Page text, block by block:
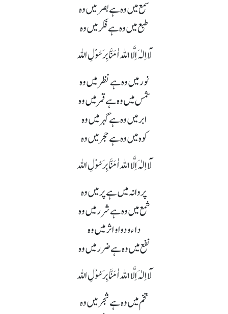
سمع میں وہ ہے بصر میں وہ
طبع میں وہ ہے فکر میں وہ
لَآ اِلٰہَ اِلَّا اللہ اٰمَنَّا بِرَسُوْلِ اللہ
نور میں وہ ہے نظر میں وہ
شمس میں وہ ہے قمر میں وہ
ابر میں وہ ہے گہر میں وہ
کوہ میں وہ ہے حجر میں وہ
لَآ اِلٰہَ اِلَّا اللہ اٰمَنَّا بِرَسُوْلِ اللہ
پروانہ میں ہے پر میں وہ
شمع میں وہ ہے شرر میں وہ
داء و دوا و اثر میں وہ
نفع میں وہ ہے ضرر میں وہ
لَآ اِلٰہَ اِلَّا اللہ اٰمَنَّا بِرَسُوْلِ اللہ
تخم میں وہ ہے شجر میں وہ